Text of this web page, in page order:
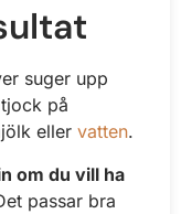
suger upp
på
eller vatten.
om du vill ha
passar bra